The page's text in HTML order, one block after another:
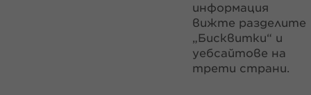
информация
вижте разделите
„Бисквитки“ и
уебсайтове на
трети страни.